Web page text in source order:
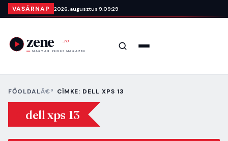
Ugrás a tartalomra
VASÁRNAP 2026. augusztus 9. 09:29
Keresés
FŐOLDAL CÍMKE: DELL XPS 13
dell xps 13